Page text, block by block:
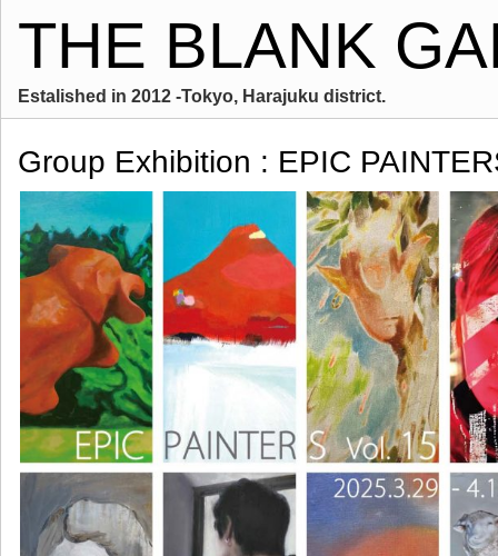
THE BLANK
Estalished in 2012 -Tokyo, Harajuku district.
Group Exhibition : EPIC